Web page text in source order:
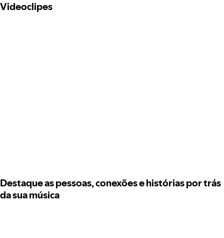
Videoclipes
Destaque as pessoas, conexões e histórias por trás
da sua música